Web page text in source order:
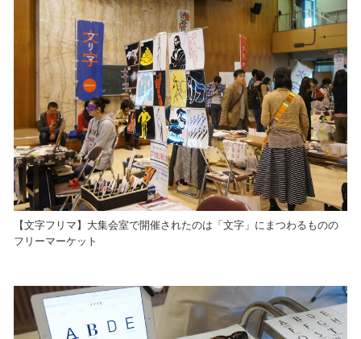
【文字フリマ】大集会室で開催されたのは「文字」にまつわるものの
フリーマーケット